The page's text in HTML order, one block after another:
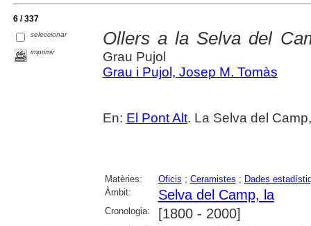
6 / 337
seleccionar
imprimir
Ollers a la Selva del
Grau Pujol
Grau i Pujol, Josep M. Tomàs
En: El Pont Alt. La Selva del
Matèries: Oficis ; Ceramistes ; Dades
Àmbit:
Selva del Camp, la
Cronologia: [1800 - 2000]